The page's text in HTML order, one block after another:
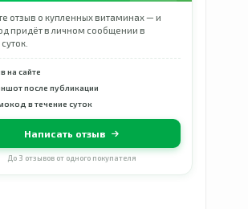
отзыв о купленных витаминах — и
придёт в личном сообщении в
на сайте
после публикации
в течение суток
Написать отзыв
До 3 отзывов от одного покупателя